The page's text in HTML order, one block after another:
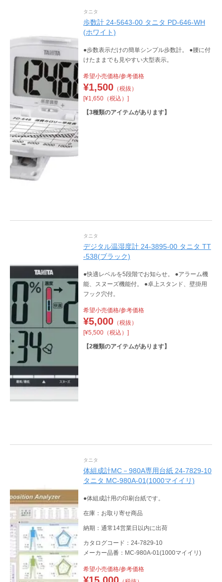
タニタ
歩数計 24-5643-00 タニタ PD-646-WH
(ホワイト)
●歩数表示だけの簡単シンプル歩数計。 ●腰に付
けたままでも見やすい大型表示。
希望小売価格/参考価格
¥1,500（税抜）
[¥1,650（税込）]
【3種類のアイテムがあります】
タニタ
デジタル温湿度計 24-3895-00 タニタ TT
-538(ブラック)
●快適レベルを5段階でお知らせ。 ●アラーム機
能、スヌーズ機能付。 ●卓上スタンド、壁掛用
フック穴付。
希望小売価格/参考価格
¥5,000（税抜）
[¥5,500（税込）]
【2種類のアイテムがあります】
タニタ
体組成計MC－980A専用台紙 24-7829-10
タニタ MC-980A-01(1000マイイリ)
●体組成計用の印刷台紙です。
在庫：お取り寄せ商品
納期：通常14営業日以内に出荷
カタログコード：24-7829-10
メーカー品番：MC-980A-01(1000マイイリ)
希望小売価格/参考価格